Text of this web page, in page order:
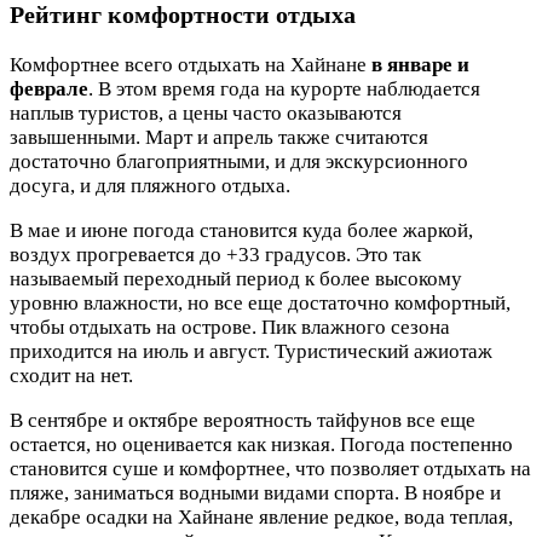
Рейтинг комфортности отдыха
Комфортнее всего отдыхать на Хайнане в январе и
феврале. В этом время года на курорте наблюдается
наплыв туристов, а цены часто оказываются
завышенными. Март и апрель также считаются
достаточно благоприятными, и для экскурсионного
досуга, и для пляжного отдыха.
В мае и июне погода становится куда более жаркой,
воздух прогревается до +33 градусов. Это так
называемый переходный период к более высокому
уровню влажности, но все еще достаточно комфортный,
чтобы отдыхать на острове. Пик влажного сезона
приходится на июль и август. Туристический ажиотаж
сходит на нет.
В сентябре и октябре вероятность тайфунов все еще
остается, но оценивается как низкая. Погода постепенно
становится суше и комфортнее, что позволяет отдыхать на
пляже, заниматься водными видами спорта. В ноябре и
декабре осадки на Хайнане явление редкое, вода теплая,